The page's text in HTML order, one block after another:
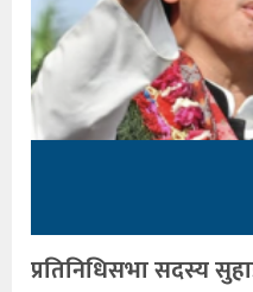
प्रतिनिधिसभा सदस्य